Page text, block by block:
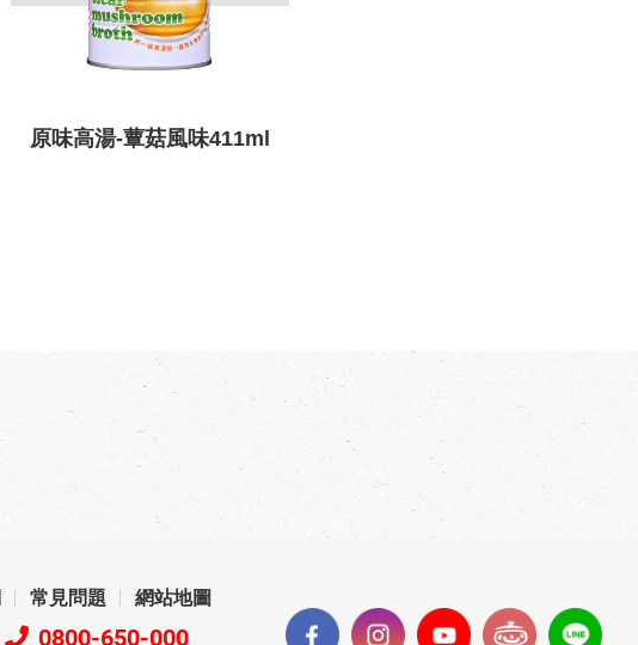
原味高湯-蕈菇風味411ml
常見問題 網站地圖
0800-650-000